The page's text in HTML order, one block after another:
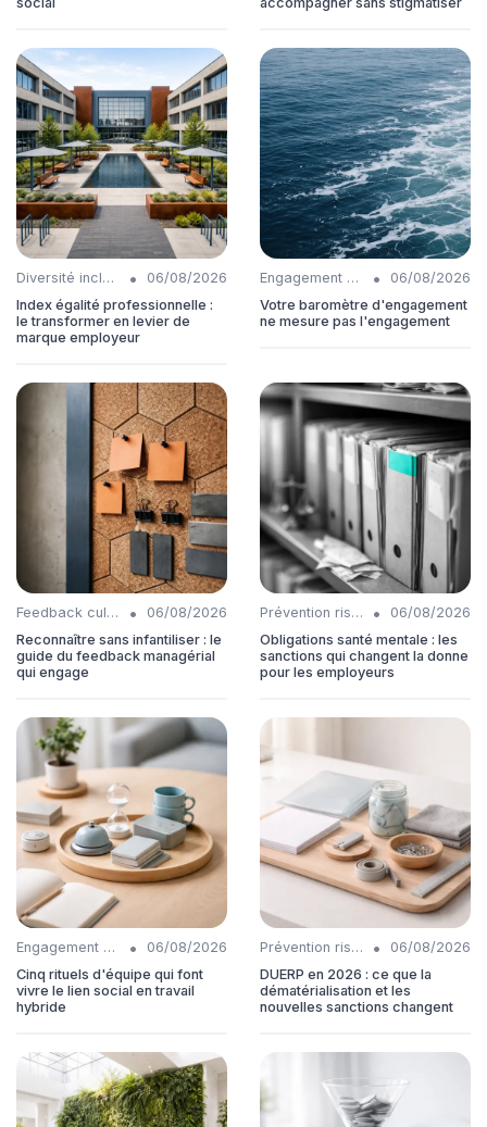
Diversité inclusion •
06/08/2026
Index égalité professionnelle :
le transformer en levier de
marque employeur
Engagement collaborateurs •
06/08/2026
Votre baromètre d'engagement
ne mesure pas l'engagement
Feedback culture •
06/08/2026
Reconnaître sans infantiliser : le
guide du feedback managérial
qui engage
Prévention risques •
06/08/2026
Obligations santé mentale : les
sanctions qui changent la donne
pour les employeurs
Engagement collaborateurs •
06/08/2026
Cinq rituels d'équipe qui font
vivre le lien social en travail
hybride
Prévention risques •
06/08/2026
DUERP en 2026 : ce que la
dématérialisation et les
nouvelles sanctions changent